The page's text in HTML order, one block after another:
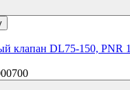
клапан DL75-150, PNR